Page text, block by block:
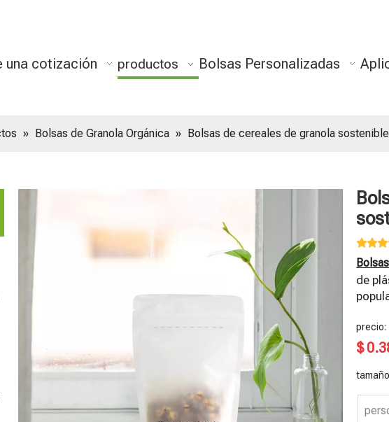
una cotización productos Bolsas Personalizadas
» Bolsas de Granola Orgánica » Bolsas de cereales de granola
de
precio:
$